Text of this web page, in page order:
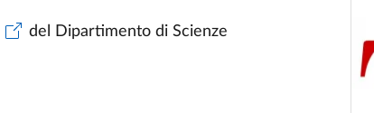
del Dipartimento di Scienze